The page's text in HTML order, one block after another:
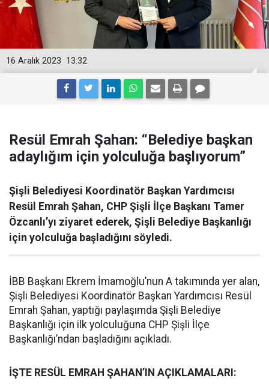
13:32
16 Aralık 2023
Resül Emrah Şahan: “Belediye başkan
adaylığım için yolculuğa başlıyorum”
Şişli Belediyesi Koordinatör Başkan Yardımcısı
Resül Emrah Şahan, CHP Şişli İlçe Başkanı Tamer
Özcanlı’yı ziyaret ederek, Şişli Belediye Başkanlığı
için yolculuğa başladığını söyledi.
İBB Başkanı Ekrem İmamoğlu’nun A takımında yer alan,
Şişli Belediyesi Koordinatör Başkan Yardımcısı Resül
Emrah Şahan, yaptığı paylaşımda Şişli Belediye
Başkanlığı için ilk yolculuğuna CHP Şişli İlçe
Başkanlığı’ndan başladığını açıkladı.
İŞTE RESÜL EMRAH ŞAHAN’IN AÇIKLAMALARI: